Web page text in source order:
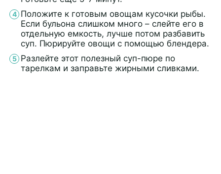
Положите к готовым овощам кусочки рыбы.
Если бульона слишком много – слейте его в
отдельную емкость, лучше потом разбавить
суп. Пюрируйте овощи с помощью блендера.
Разлейте этот полезный суп-пюре по
тарелкам и заправьте жирными сливками.